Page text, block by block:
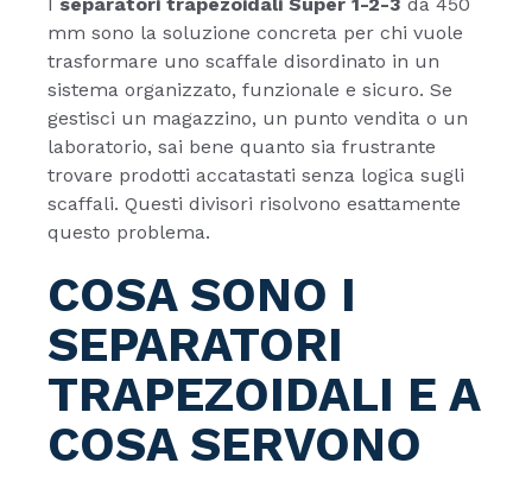
mm sono la soluzione concreta per chi vuole
trasformare uno scaffale disordinato in un
sistema organizzato, funzionale e sicuro. Se
gestisci un magazzino, un punto vendita o un
laboratorio, sai bene quanto sia frustrante
trovare prodotti accatastati senza logica sugli
scaffali. Questi divisori risolvono esattamente
questo problema.
COSA SONO I
SEPARATORI
TRAPEZOIDALI E A
COSA SERVONO